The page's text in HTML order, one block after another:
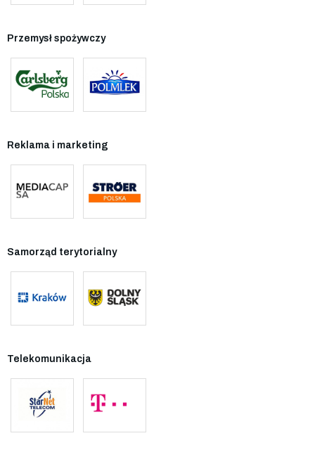
Przemysł spożywczy
Reklama i marketing
Samorząd terytorialny
Telekomunikacja